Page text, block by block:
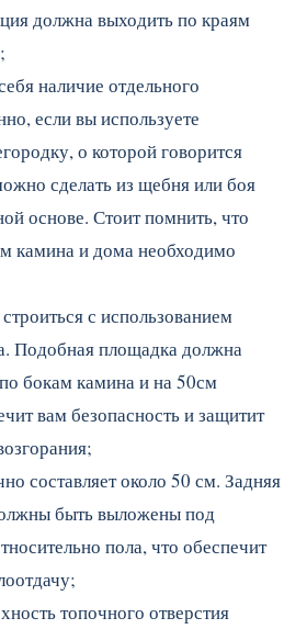
должна выходить по краям
наличие отдельного
если вы используете
о которой говорится
сделать из щебня или боя
основе. Стоит помнить, что
камина и дома необходимо
с использованием
Подобная площадка должна
бокам камина и на 50см
вам безопасность и защитит
составляет около 50 см. Задняя
быть выложены под
пола, что обеспечит
топочного отверстия